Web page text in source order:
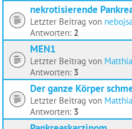
nekrotisierende
Letzter Beitrag von
Antworten: 2
MEN1
Letzter Beitrag von
Antworten: 3
Der ganze Körper
Letzter Beitrag von
Antworten: 3